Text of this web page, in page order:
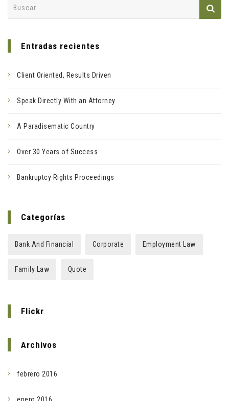
Entradas recientes
Client Oriented, Results Driven
Speak Directly With an Attorney
A Paradisematic Country
Over 30 Years of Success
Bankruptcy Rights Proceedings
Categorías
Bank And Financial Corporate Employment Law
Family Law Quote
Flickr
Archivos
febrero 2016
enero 2016